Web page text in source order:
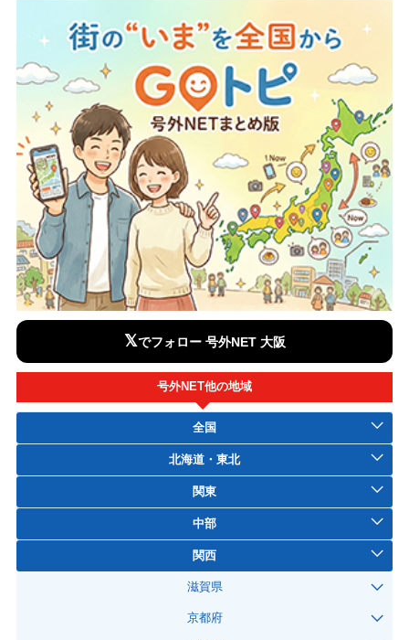
𝕏でフォロー 号外NET 大阪
号外NET他の地域
全国
北海道・東北
関東
中部
関西
滋賀県
京都府